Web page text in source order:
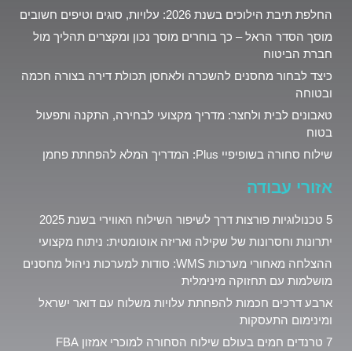
החלפת תיבת הילוכים בשנת 2026: עלויות, סוגים וטיפים חשובים
מוסך הסדר הראל – כך בוחרים מוסך נכון ומקצרים תהליך מול
חברת הביטוח
כיצד לבחור מחסנים להשכרה ולאחסן תכולת דירה בצורה חכמה
ובטוחה
טאבונים לבית ולחצר: מדריך מקצועי לבחירה, התקנה ותפעול
בטוח
שילוח סחורה בשופיפיי Plus: המדריך המלא להפחתת פחמן
אזורי עבודה
5 טכנולוגיות פורצות דרך לשיפור השילוח האווירי בשנת 2025
יתרונות וחסרונות של שקילה ואריזה אוטומטית: ניתוח מקצועי
ההצלחה מאחורי מערכות WMS: סודות למערכות ניהול מחסנים
מושלמות עם תחזוקה מינימלית
ארבע דרכים חכמות להפחתת עלויות משלוח עם דואר ישראל
ומינימום התעסקות
7 טרנדים חמים בעולם שילוח הסחורה למוכרי אמזון FBA